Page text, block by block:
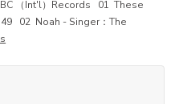
（Int'l）Records 01 These
02 Noah - Singer：The